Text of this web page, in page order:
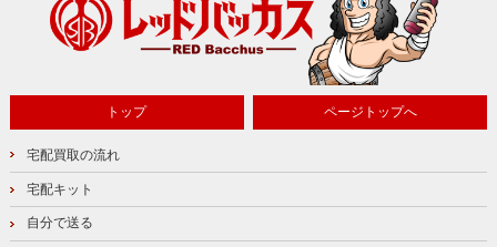
トップ ページトップへ
宅配買取の流れ
宅配キット
自分で送る